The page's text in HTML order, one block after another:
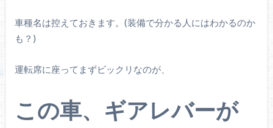
車種名は控えておきます。(装備で分かる人にはわかるのか
も？)
運転席に座ってまずビックリなのが、
この車、ギアレバーが